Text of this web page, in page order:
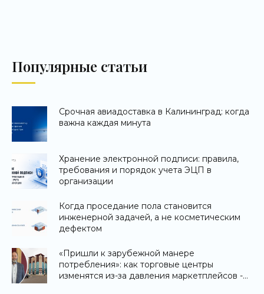
Популярные статьи
Срочная авиадоставка в Калининград: когда
важна каждая минута
Хранение электронной подписи: правила,
требования и порядок учета ЭЦП в
организации
Когда проседание пола становится
инженерной задачей, а не косметическим
дефектом
«Пришли к зарубежной манере
потребления»: как торговые центры
изменятся из-за давления маркетплейсов -